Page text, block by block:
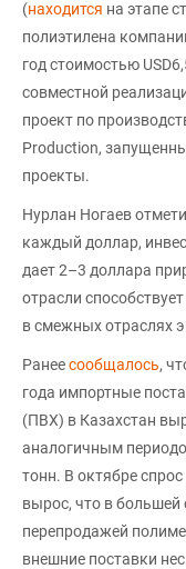
(находится на этапе
полиэтилена
год стоимостью
совместной
проект по
Production,
проекты.
Нурлан Ногаев
каждый доллар,
дает 2–3 доллара
отрасли
в смежных отраслях
Ранеесообщалось,
года импортные
(ПВХ) в Казахстан
аналогичным
тонн. В октябре
вырос, что в большей
перепродажей
внешние поставки